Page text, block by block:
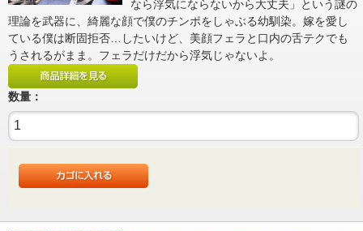
なら浮気にならないから大丈夫」という謎の
理論を武器に、綺麗な顔で僕のチンポをしゃぶる幼馴染。嫁を愛し
ている僕は断固拒否…したいけど、美顔フェラと口内の舌テクでも
うされるがまま。フェラだけだから浮気じゃないよ。
数量：